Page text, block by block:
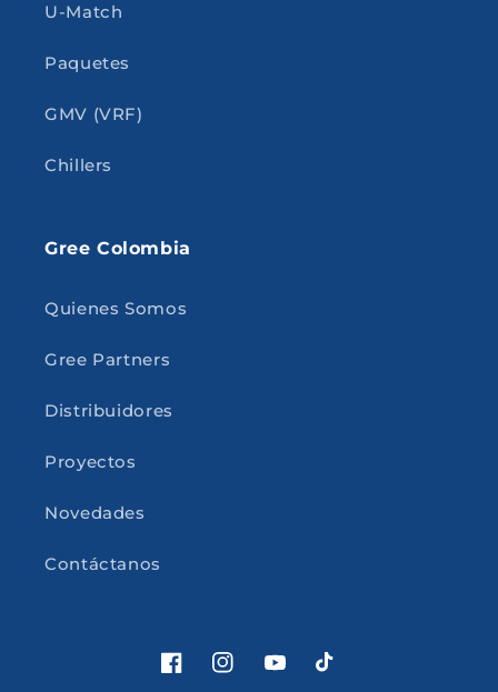
U-Match
Paquetes
GMV (VRF)
Chillers
Gree Colombia
Quienes Somos
Gree Partners
Distribuidores
Proyectos
Novedades
Contáctanos
FacebookInstagramYouTubeTikTok